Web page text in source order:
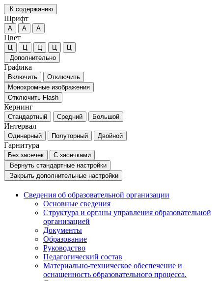
К содержанию
Шрифт
А А А
Цвет
Ц Ц Ц Ц
Ц
Дополнительно
Графика
Включить
Отключить
Монохромные изображения
Отключить Flash
Кернинг
Стандартный Средний Большой
Интервал
Одинарный Полуторный Двойной
Гарнитура
Без засечек
С засечками
Вернуть стандартные настройки
Закрыть дополнительные настройки
Сведения об образовательной организации
Основные сведения
Структура и органы управления образовательной
организацией
Документы
Образование
Руководство
Педагогический состав
Материально-техническое обеспечение и
оснащенность образовательного процесса.